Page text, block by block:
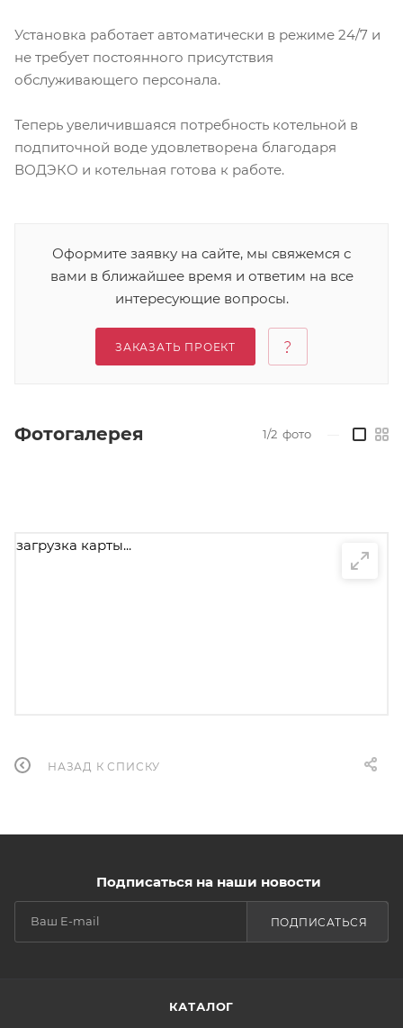
Установка работает автоматически в режиме 24/7 и
не требует постоянного присутствия
обслуживающего персонала.
Теперь увеличившаяся потребность котельной в
подпиточной воде удовлетворена благодаря
ВОДЭКО и котельная готова к работе.
Оформите заявку на сайте, мы свяжемся с
вами в ближайшее время и ответим на все
интересующие вопросы.
ЗАКАЗАТЬ ПРОЕКТ
Фотогалерея 1/2 фото
загрузка карты...
НАЗАД К СПИСКУ
Подписаться на наши новости
ПОДПИСАТЬСЯ
КАТАЛОГ